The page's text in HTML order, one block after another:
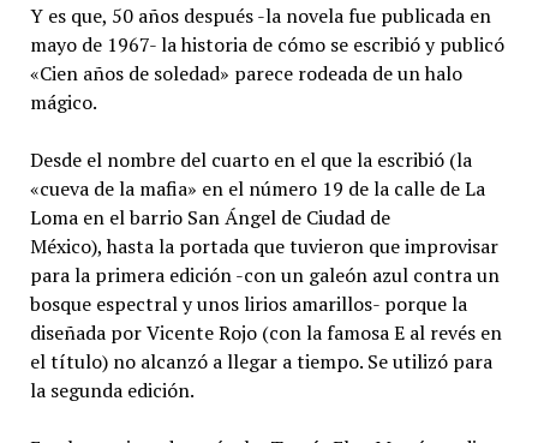
Y es que, 50 años después -la novela fue publicada en
mayo de 1967- la historia de cómo se escribió y publicó
«Cien años de soledad» parece rodeada de un halo
mágico.
Desde el nombre del cuarto en el que la escribió (la
«cueva de la mafia» en el número 19 de la calle de La
Loma en el barrio San Ángel de Ciudad de
México), hasta la portada que tuvieron que improvisar
para la primera edición -con un galeón azul contra un
bosque espectral y unos lirios amarillos- porque la
diseñada por Vicente Rojo (con la famosa E al revés en
el título) no alcanzó a llegar a tiempo. Se utilizó para
la segunda edición.